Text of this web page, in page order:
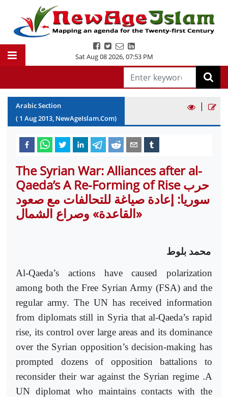
Sat Aug 08 2026,07:53 PM
Arabic Section
( 1 Aug2013, NewAgeIslam.Com)
|
The Syrian War: Alliances after al-
Qaeda’s A Re-Forming of Rise حرب
سوريا: إعادة صياغة للتحالفات مع صعود
«القاعدة» وصراع الشمال
محمد بلوط
Al-Qaeda’s actions have caused polarization
among both the Free Syrian Army (FSA) and the
regular army. The UN has received information
from diplomats still in Syria that al-Qaeda’s rapid
rise, its control over large areas and its dominance
over the Syrian opposition’s decision-making has
prompted dozens of opposition battalions to
reconsider their war against the Syrian regime .A
UN diplomat who maintains contacts with the